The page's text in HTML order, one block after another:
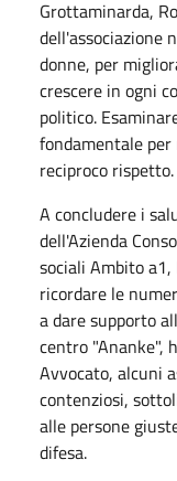
Grottaminarda,
dell'associazione
donne, per
crescere in ogni
politico.
fondamentale
reciproco rispetto.
A concludere i
dell'Azienda
sociali Ambito
ricordare le
a dare supporto
centro "Ananke",
Avvocato, alcuni
contenziosi,
alle persone
difesa.